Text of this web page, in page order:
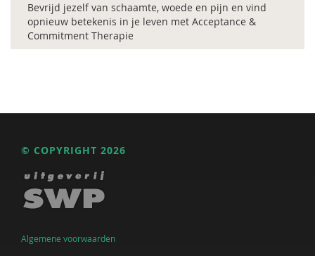
Bevrijd jezelf van schaamte, woede en pijn en vind
opnieuw betekenis in je leven met Acceptance &
Commitment Therapie
© COPYRIGHT 2026
Algemene voorwaarden